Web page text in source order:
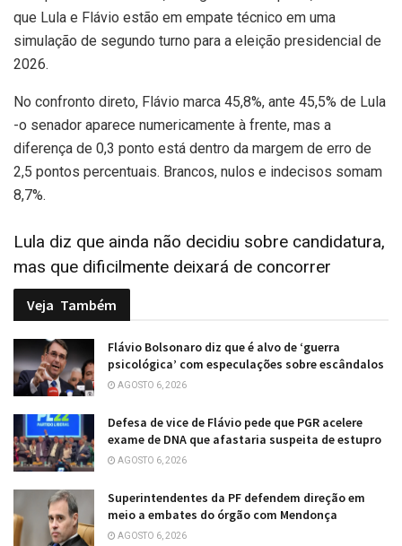
que Lula e Flávio estão em empate técnico em uma
simulação de segundo turno para a eleição presidencial de
2026.
No confronto direto, Flávio marca 45,8%, ante 45,5% de Lula
-o senador aparece numericamente à frente, mas a
diferença de 0,3 ponto está dentro da margem de erro de
2,5 pontos percentuais. Brancos, nulos e indecisos somam
8,7%.
Lula diz que ainda não decidiu sobre candidatura,
mas que dificilmente deixará de concorrer
Veja Também
Flávio Bolsonaro diz que é alvo de ‘guerra
psicológica’ com especulações sobre escândalos
AGOSTO 6, 2026
Defesa de vice de Flávio pede que PGR acelere
exame de DNA que afastaria suspeita de estupro
AGOSTO 6, 2026
Superintendentes da PF defendem direção em
meio a embates do órgão com Mendonça
AGOSTO 6, 2026